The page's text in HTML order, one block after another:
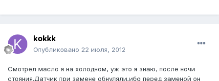
kokkk
Опубликовано 22 июля, 2012
Смотрел масло я на холодном, уж это я знаю, после ночи
стояния.Датчик при замене обнуляли,ибо перед заменой он